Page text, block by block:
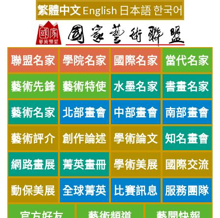
繁體中文 English 日本語한국어
聯盟名家 學院名家 國際名家 當代名家
藝術先鋒 藝術特使 水墨名家 書畫名家
藝術名家 北部畫會 中部畫會 南部畫會
藝術評介 創作論述 學術論文 知名畫會
網路畫展 菁英畫冊 學術美展 國際交流
動保美展 全球菁英 比賽訊息 服務團隊